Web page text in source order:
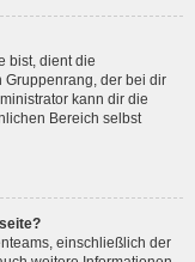
bist, dient die
Gruppenrang, der bei dir
kann dir die
Bereich selbst
einschließlich der